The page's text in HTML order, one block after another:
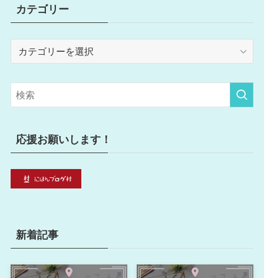
カテゴリー
リ
ー
応援お願いします！
新着記事